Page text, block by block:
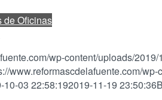
de Oficinas
wp-content/uploads/
www.reformascdelafuente.com/
10-03 22:58:192019-11-19 23:50:36